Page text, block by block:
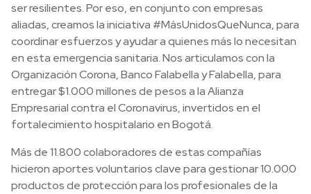
ser resilientes. Por eso, en conjunto con empresas
aliadas, creamos la iniciativa #MásUnidosQueNunca, para
coordinar esfuerzos y ayudar a quienes más lo necesitan
en esta emergencia sanitaria. Nos articulamos con la
Organización Corona, Banco Falabella y Falabella, para
entregar $1.000 millones de pesos a la Alianza
Empresarial contra el Coronavirus, invertidos en el
fortalecimiento hospitalario en Bogotá.
Más de 11.800 colaboradores de estas compañías
hicieron aportes voluntarios clave para gestionar 10.000
productos de protección para los profesionales de la